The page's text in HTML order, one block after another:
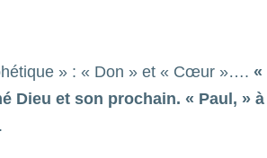
» : « Don » et « Cœur »…. «
Dieu et son prochain. « Paul, »